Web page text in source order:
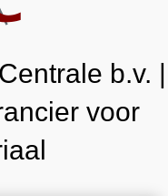
b.v. |
voor